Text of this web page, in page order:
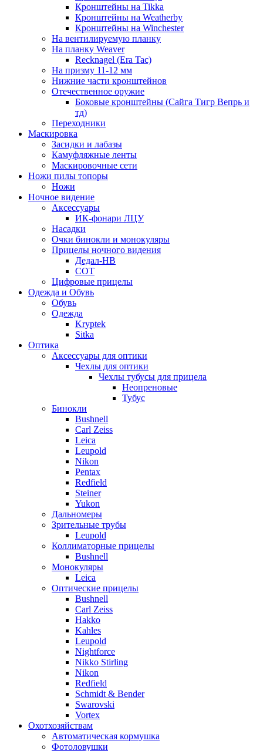
Кронштейны на Tikka
Кронштейны на Weatherby
Кронштейны на Winchester
На вентилируемую планку
На планку Weaver
Recknagel (Era Tac)
На призму 11-12 мм
Нижние части кронштейнов
Отечественное оружие
Боковые кронштейны (Сайга Тигр Вепрь и
тд)
Переходники
Маскировка
Засидки и лабазы
Камуфляжные ленты
Маскировочные сети
Ножи пилы топоры
Ножи
Ночное видение
Аксессуары
ИК-фонари ЛЦУ
Насадки
Очки бинокли и монокуляры
Прицелы ночного видения
Дедал-НВ
СОТ
Цифровые прицелы
Одежда и Обувь
Обувь
Одежда
Kryptek
Sitka
Оптика
Аксессуары для оптики
Чехлы для оптики
Чехлы тубусы для прицела
Неопреновые
Тубус
Бинокли
Bushnell
Carl Zeiss
Leica
Leupold
Nikon
Pentax
Redfield
Steiner
Yukon
Дальномеры
Зрительные трубы
Leupold
Коллиматорные прицелы
Bushnell
Монокуляры
Leica
Оптические прицелы
Bushnell
Carl Zeiss
Hakko
Kahles
Leupold
Nightforce
Nikko Stirling
Nikon
Redfield
Schmidt & Bender
Swarovski
Vortex
Охотхозяйствам
Автоматическая кормушка
Фотоловушки